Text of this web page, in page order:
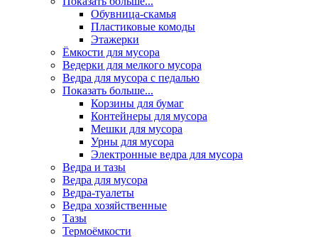
Обувница-скамья
Пластиковые комоды
Этажерки
Ёмкости для мусора
Ведерки для мелкого мусора
Ведра для мусора с педалью
Показать больше...
Корзины для бумаг
Контейнеры для мусора
Мешки для мусора
Урны для мусора
Электронные ведра для мусора
Ведра и тазы
Ведра для мусора
Ведра-туалеты
Ведра хозяйственные
Тазы
Термоёмкости